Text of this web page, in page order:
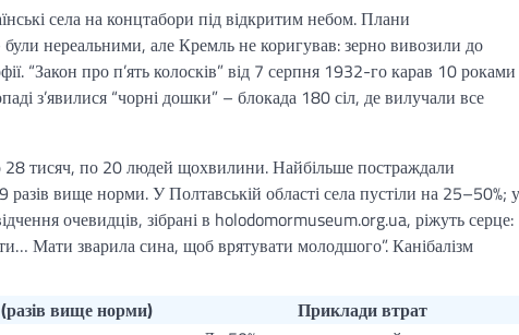
села на концтабори під відкритим небом. Плани
нереальними, але Кремль не коригував: зерно вивозили до
“Закон про п’ять колосків” від 7 серпня 1932-го карав 10 роками
з’явилися “чорні дошки” – блокада 180 сіл, де вилучали все
тисяч, по 20 людей щохвилини. Найбільше постраждали
вище норми. У Полтавській області села пустіли на 25–50%; у
очевидців, зібрані в holodomormuseum.org.ua, ріжуть серце:
Мати зварила сина, щоб врятувати молодшого”. Канібалізм
вище норми)
Приклади втрат